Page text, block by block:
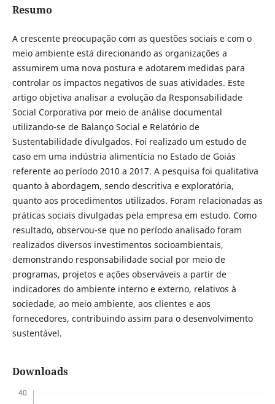
Resumo
A crescente preocupação com as questões sociais e com o
meio ambiente está direcionando as organizações a
assumirem uma nova postura e adotarem medidas para
controlar os impactos negativos de suas atividades. Este
artigo objetiva analisar a evolução da Responsabilidade
Social Corporativa por meio de análise documental
utilizando-se de Balanço Social e Relatório de
Sustentabilidade divulgados. Foi realizado um estudo de
caso em uma indústria alimentícia no Estado de Goiás
referente ao período 2010 a 2017. A pesquisa foi qualitativa
quanto à abordagem, sendo descritiva e exploratória,
quanto aos procedimentos utilizados. Foram relacionadas as
práticas sociais divulgadas pela empresa em estudo. Como
resultado, observou-se que no período analisado foram
realizados diversos investimentos socioambientais,
demonstrando responsabilidade social por meio de
programas, projetos e ações observáveis a partir de
indicadores do ambiente interno e externo, relativos à
sociedade, ao meio ambiente, aos clientes e aos
fornecedores, contribuindo assim para o desenvolvimento
sustentável.
Downloads